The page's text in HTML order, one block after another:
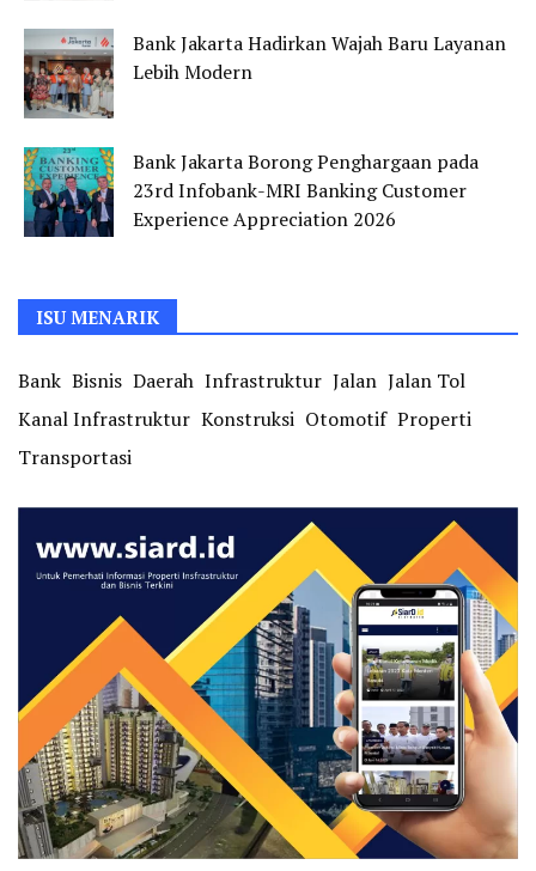
Bank Jakarta Hadirkan Wajah Baru Layanan
Lebih Modern
Bank Jakarta Borong Penghargaan pada
23rd Infobank-MRI Banking Customer
Experience Appreciation 2026
ISU MENARIK
Bank Bisnis Daerah Infrastruktur Jalan Jalan Tol
Kanal Infrastruktur Konstruksi Otomotif Properti
Transportasi